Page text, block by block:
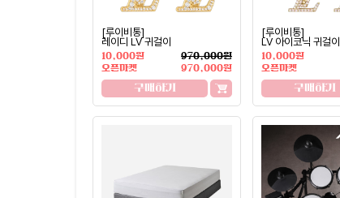
[루이비통]
레이디 LV 귀걸이
10,000원
970,000원
오픈마켓
970,000원
구매하기
[루이비통]
LV 아이코닉 귀걸이
10,000원
오픈마켓
구매하기